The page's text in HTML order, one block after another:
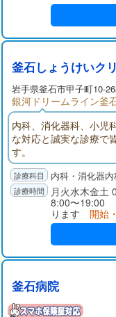
釜石しょうけいク
岩手県釜石市甲子町10-
銀河ドリームライン釜
内科、消化器科、小児
な対応と誠実な診療で
す。
内科・消化器
月火水木金土
8:00〜19:00
ります 開始
釜石病院